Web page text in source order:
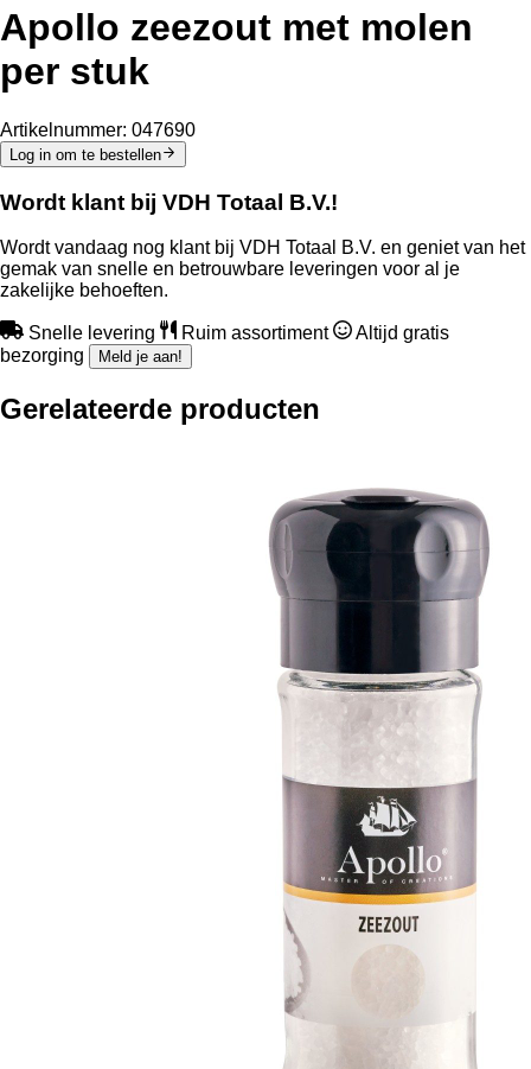
Apollo zeezout met molen
per stuk
Artikelnummer: 047690
Log in om te bestellen
Wordt klant bij VDH Totaal B.V.!
Wordt vandaag nog klant bij VDH Totaal B.V. en geniet van het
gemak van snelle en betrouwbare leveringen voor al je
zakelijke behoeften.
Snelle levering Ruim assortiment
Altijd gratis
bezorging
Meld je aan!
Gerelateerde producten